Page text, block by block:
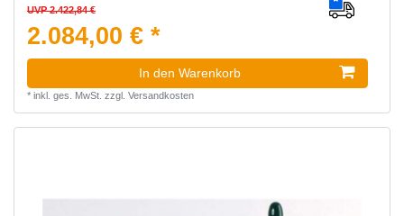
UVP 2.422,84 €
2.084,00 € *
In den Warenkorb
* inkl. ges. MwSt. zzgl. Versandkosten